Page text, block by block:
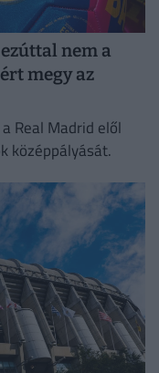
nem a
megy az
Real Madrid elől
középpályását.